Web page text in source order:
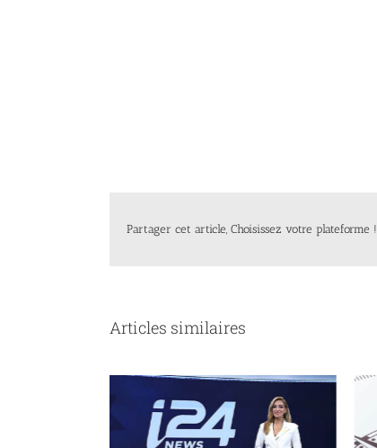
Partager cet article, Choisissez votre plateforme !
Articles similaires